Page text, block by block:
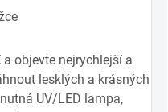
a objevte nejrychlejší a
lesklých a krásných
UV/LED lampa,